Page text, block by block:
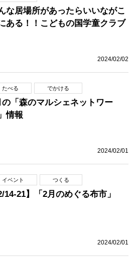
な居場所があったらいいながこ
ある！！こどもの国学童クラブ
2024/02/02
たべる でかける
の「森のマルシェネットワー
情報
2024/02/01
イベント つくる
14-21】「2月のめぐる布市」
2024/02/01